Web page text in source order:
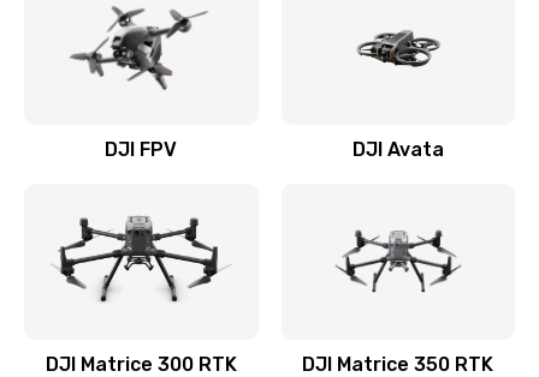
DJI FPV DJI Avata
DJI Matrice 300 RTK DJI Matrice 350 RTK